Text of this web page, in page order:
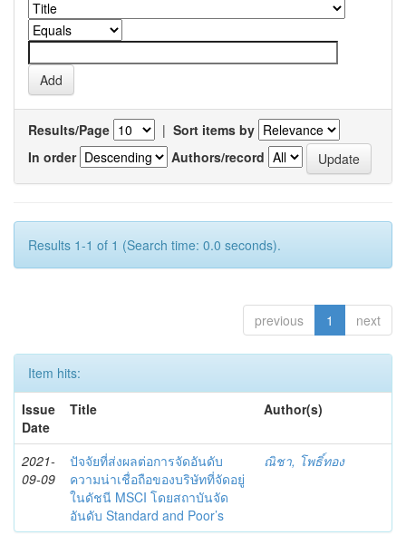
Results/Page | Sort items by
In order
Authors/record
Results 1-1 of 1 (Search time: 0.0 seconds).
previous 1 next
Item hits:
Issue
Date
Title Author(s)
2021-
09-09
ปัจจัยที่ส่งผลต่อการจัดอันดับ
ความน่าเชื่อถือของบริษัทที่จัดอยู่
ในดัชนี MSCI โดยสถาบันจัด
อันดับ Standard and Poor’s
ณิชา, โพธิ์ทอง